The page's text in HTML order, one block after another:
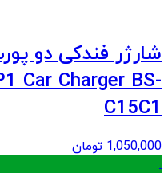
Car Charger BS-
C15C1
1,050,000 تومان
.